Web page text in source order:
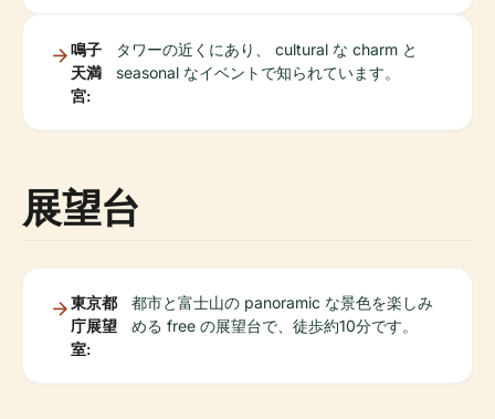
鳴子
天満
宮:
タワーの近くにあり、 cultural な charm と
seasonal なイベントで知られています。
展望台
東京都
庁展望
室:
都市と富士山の panoramic な景色を楽しみ
める free の展望台で、徒歩約10分です。